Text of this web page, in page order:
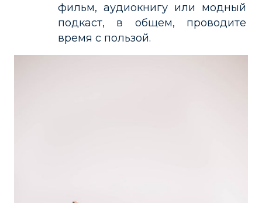
фильм, аудиокнигу или модный
подкаст, в общем, проводите
время с пользой.